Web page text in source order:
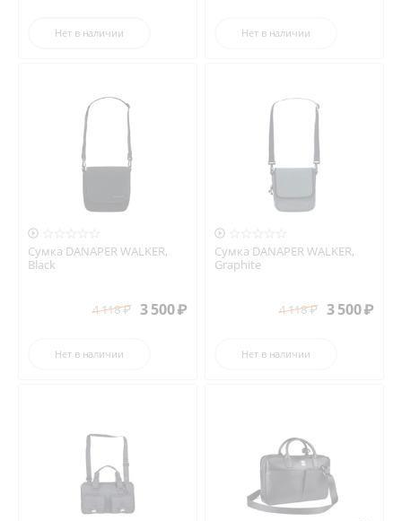
Нет в наличии Нет в наличии

Сумка DANAPER WALKER,
Black
4 118₽ 3 500₽
Нет в наличии

Сумка DANAPER WALKER,
Graphite
4 118₽ 3 500₽
Нет в наличии